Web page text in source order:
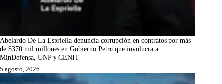
Abelardo De La Espriella denuncia corrupción en contratos por más
de $370 mil millones en Gobierno Petro que involucra a
MinDefensa, UNP y CENIT
5 agosto, 2026